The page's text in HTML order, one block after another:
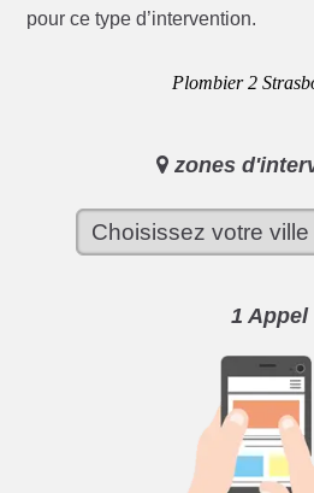
pour ce type d’intervention.
Plombier 2
zones
1 Appel